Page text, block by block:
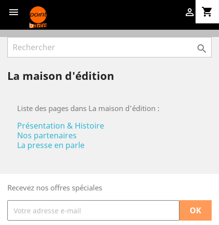
 shopping_cart


La maison d'édition
Liste des pages dans La maison d'édition :
Présentation & Histoire
Nos partenaires
La presse en parle
Recevez nos offres spéciales